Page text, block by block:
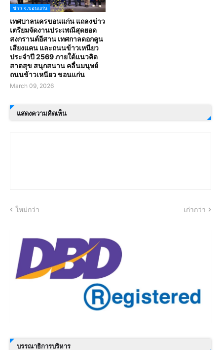
ข่าว จ.ขอนแก่น
เทศบาลนครขอนแก่น แถลงข่าว
เตรียมจัดงานประเพณีสุดยอด
สงกรานต์อีสาน เทศกาลดอกคูน
เสียงแคน และถนนข้าวเหนียว
ประจำปี 2569 ภายใต้แนวคิด
สาดสุข สนุกสนาน คลื่นมนุษย์
ถนนข้าวเหนียว ขอนแก่น
March 09, 2026
แสดงความคิดเห็น
ใหม่กว่า เก่ากว่า
บรรณาธิการบริหาร